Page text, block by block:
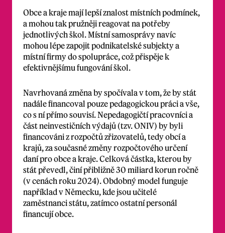
Obce a kraje mají lepší znalost místních podmínek,
a mohou tak pružněji reagovat na potřeby
jednotlivých škol. Místní samosprávy navíc
mohou lépe zapojit podnikatelské subjekty a
místní firmy do spolupráce, což přispěje k
efektivnějšímu fungování škol.
Navrhovaná změna by spočívala v tom, že by stát
nadále financoval pouze pedagogickou práci a vše,
co s ní přímo souvisí. Nepedagogičtí pracovníci a
část neinvestičních výdajů (tzv. ONIV) by byli
financováni z rozpočtů zřizovatelů, tedy obcí a
krajů, za současné změny rozpočtového určení
daní pro obce a kraje. Celková částka, kterou by
stát převedl, činí přibližně 30 miliard korun ročně
(v cenách roku 2024). Obdobný model funguje
například v Německu, kde jsou učitelé
zaměstnanci státu, zatímco ostatní personál
financují obce.